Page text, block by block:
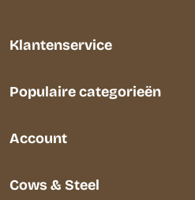
Klantenservice
Populaire categorieën
Account
Cows & Steel